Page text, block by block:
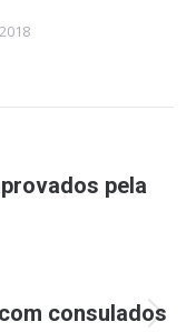
pela
consulados